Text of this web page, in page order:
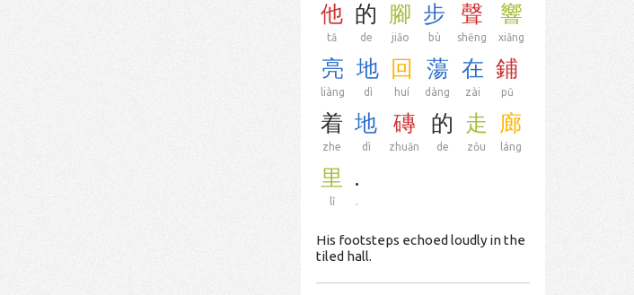
他
tā
的
de
腳
jiǎo
步
bù
聲
shēng
響
xiǎng
亮
liàng
地
dì
回
huí
蕩
dàng
在
zài
鋪
pū
着
zhe
地
dì
磚
zhuān
的
de
走
zǒu
廊
láng
里
lǐ
.
.
His footsteps echoed loudly in the
tiled hall.